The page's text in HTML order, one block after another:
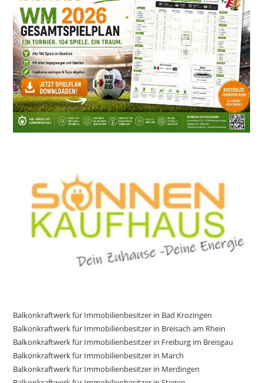
Balkonkraftwerk für Immobilienbesitzer in Bad Krozingen
Balkonkraftwerk für Immobilienbesitzer in Breisach am Rhein
Balkonkraftwerk für Immobilienbesitzer in Freiburg im Breisgau
Balkonkraftwerk für Immobilienbesitzer in March
Balkonkraftwerk für Immobilienbesitzer in Merdingen